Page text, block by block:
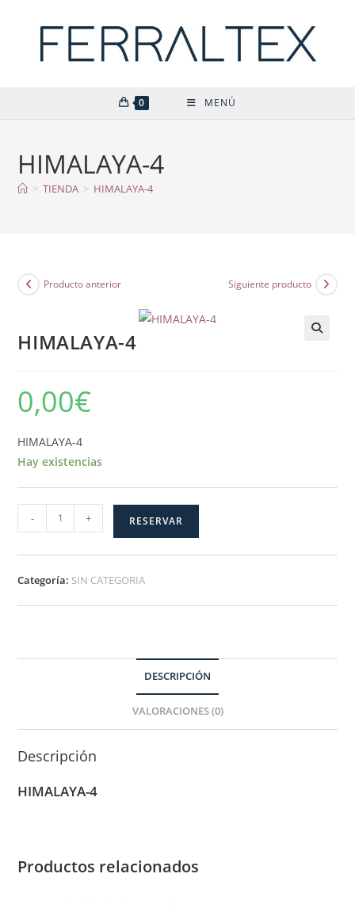
contenido
0 MENÚ
HIMALAYA-4
> TIENDA > HIMALAYA-4
Producto anterior Siguiente producto
HIMALAYA-4
0,00€
HIMALAYA-4
Hay existencias
HIMALAYA-
4
cantidad
- + RESERVAR
Categoría: SIN CATEGORIA
DESCRIPCIÓN
VALORACIONES (0)
Descripción
HIMALAYA-4
Productos relacionados